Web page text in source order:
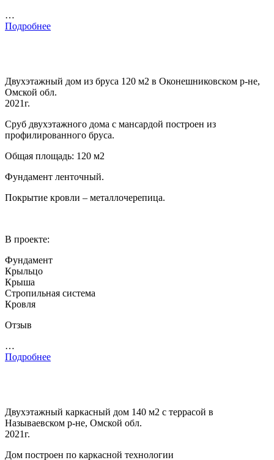
…
Подробнее
Двухэтажный дом из бруса 120 м2 в Оконешниковском р-не,
Омской обл.
2021г.
Сруб двухэтажного дома с мансардой построен из
профилированного бруса.
Общая площадь: 120 м2
Фундамент ленточный.
Покрытие кровли – металлочерепица.
В проекте:
Фундамент
Крыльцо
Крыша
Стропильная система
Кровля
Отзыв
…
Подробнее
Двухэтажный каркасный дом 140 м2 с террасой в
Называевском р-не, Омской обл.
2021г.
Дом построен по каркасной технологии